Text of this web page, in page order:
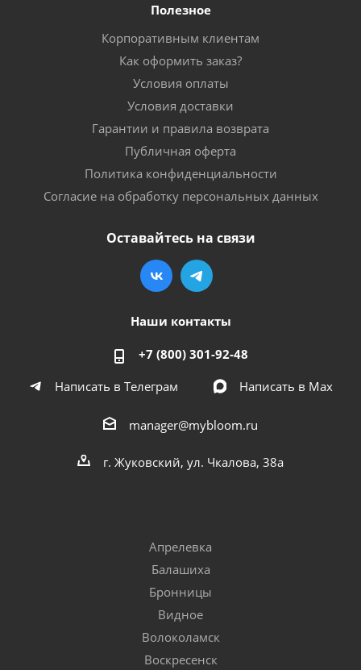
Полезное
Корпоративным клиентам
Как оформить заказ?
Условия оплаты
Условия доставки
Гарантии и правила возврата
Публичная оферта
Политика конфиденциальности
Согласие на обработку персональных данных
Оставайтесь на связи
Наши контакты
+7 (800) 301-92-48
Написать в Телеграм
Написать в Мах
manager@mybloom.ru
г. Жуковский, ул. Чкалова, 38а
Апрелевка
Балашиха
Бронницы
Видное
Волоколамск
Воскресенск